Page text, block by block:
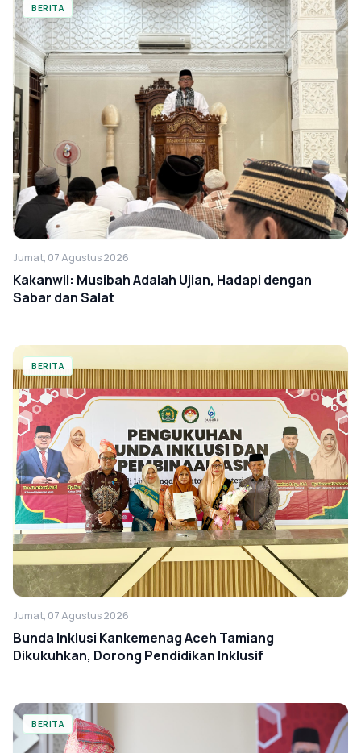
BERITA
Jumat, 07 Agustus 2026
Kakanwil: Musibah Adalah Ujian, Hadapi dengan
Sabar dan Salat
BERITA
Jumat, 07 Agustus 2026
Bunda Inklusi Kankemenag Aceh Tamiang
Dikukuhkan, Dorong Pendidikan Inklusif
BERITA